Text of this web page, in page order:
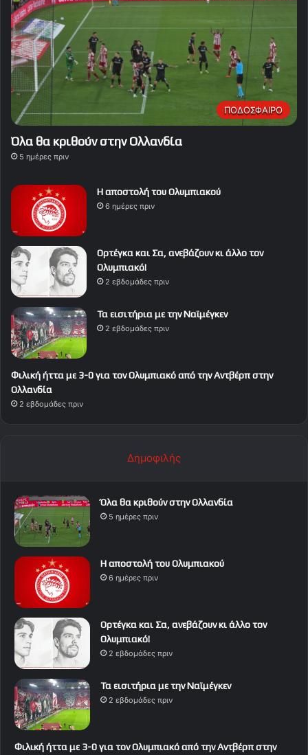
ΠΟΔΟΣΦΑΙΡΟ
Όλα θα κριθούν στην Ολλανδία
5 ημέρες πριν
Η αποστολή του Ολυμπιακού
6 ημέρες πριν
Ορτέγκα και Σα, ανεβάζουν κι άλλο τον
Ολυμπιακό!
2 εβδομάδες πριν
Τα εισιτήρια με την Ναϊμέγκεν
2 εβδομάδες πριν
Φιλική ήττα με 3-0 για τον Ολυμπιακό από την Αντβέρπ στην
Ολλανδία
2 εβδομάδες πριν
Δημοφιλής
Όλα θα κριθούν στην Ολλανδία
5 ημέρες πριν
Η αποστολή του Ολυμπιακού
6 ημέρες πριν
Ορτέγκα και Σα, ανεβάζουν κι άλλο τον
Ολυμπιακό!
2 εβδομάδες πριν
Τα εισιτήρια με την Ναϊμέγκεν
2 εβδομάδες πριν
Φιλική ήττα με 3-0 για τον Ολυμπιακό από την Αντβέρπ στην